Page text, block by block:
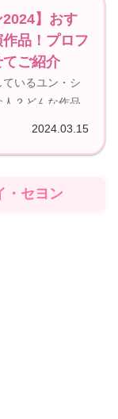
2024】おす
品！プロフ
てご紹介
いるユン・シ
？どんな作品
、ユン・シユン
フィール名前
2024.03.15
・セヨン